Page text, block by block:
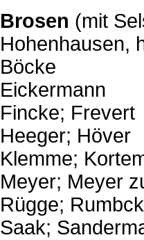
Brosen (mit
Hohenhausen,
Böcke
Eickermann
Fincke; Frevert
Heeger; Höver
Klemme;
Meyer; Meyer
Rügge;
Saak;